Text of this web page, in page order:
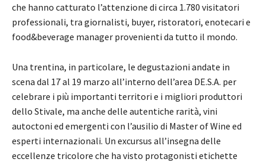
che hanno catturato l’attenzione di circa 1.780 visitatori
professionali, tra giornalisti, buyer, ristoratori, enotecari e
food&beverage manager provenienti da tutto il mondo.
Una trentina, in particolare, le degustazioni andate in
scena dal 17 al 19 marzo all’interno dell’area DE.S.A. per
celebrare i più importanti territori e i migliori produttori
dello Stivale, ma anche delle autentiche rarità, vini
autoctoni ed emergenti con l’ausilio di Master of Wine ed
esperti internazionali. Un excursus all’insegna delle
eccellenze tricolore che ha visto protagonisti etichette